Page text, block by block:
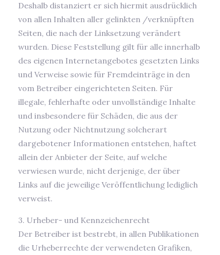
Deshalb distanziert er sich hiermit ausdrücklich
von allen Inhalten aller gelinkten /verknüpften
Seiten, die nach der Linksetzung verändert
wurden. Diese Feststellung gilt für alle innerhalb
des eigenen Internetangebotes gesetzten Links
und Verweise sowie für Fremdeinträge in den
vom Betreiber eingerichteten Seiten. Für
illegale, fehlerhafte oder unvollständige Inhalte
und insbesondere für Schäden, die aus der
Nutzung oder Nichtnutzung solcherart
dargebotener Informationen entstehen, haftet
allein der Anbieter der Seite, auf welche
verwiesen wurde, nicht derjenige, der über
Links auf die jeweilige Veröffentlichung lediglich
verweist.
3. Urheber- und Kennzeichenrecht
Der Betreiber ist bestrebt, in allen Publikationen
die Urheberrechte der verwendeten Grafiken,